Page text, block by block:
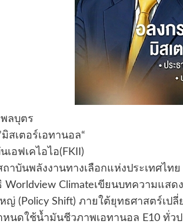
ลบุตร
สเตอร์เอทานอล“
เอฟเคไอไอ(FKII)
าบันพลังงานทางเลือกแห่งประเทศไทย
Worldview Climateเขียนบทความแส
ญ่ (Policy Shift) ภายใต้ยุทธศาสตร์เปลี่
นดใช้น้ำมันชีวภาพเอทานอล E10 ทั่ว